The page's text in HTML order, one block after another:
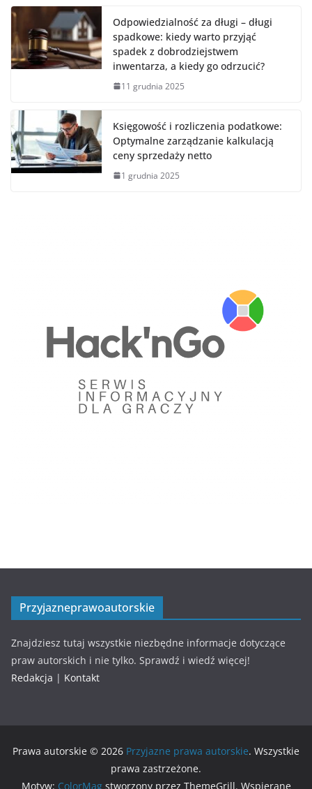
Odpowiedzialność za długi – długi
spadkowe: kiedy warto przyjąć
spadek z dobrodziejstwem
inwentarza, a kiedy go odrzucić?
11 grudnia 2025
Księgowość i rozliczenia podatkowe:
Optymalne zarządzanie kalkulacją
ceny sprzedaży netto
1 grudnia 2025
Przyjazneprawoautorskie
Znajdziesz tutaj wszystkie niezbędne informacje dotyczące
praw autorskich i nie tylko. Sprawdź i wiedź więcej!
Redakcja | Kontakt
Prawa autorskie © 2026 Przyjazne prawa autorskie. Wszystkie
prawa zastrzeżone.
Motyw: ColorMagstworzony przez ThemeGrill. Wspierane